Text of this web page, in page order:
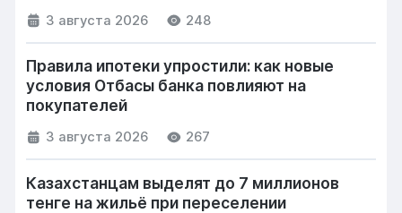
3 августа 2026 248
Правила ипотеки упростили: как новые
условия Отбасы банка повлияют на
покупателей
3 августа 2026 267
Казахстанцам выделят до 7 миллионов
тенге на жильё при переселении